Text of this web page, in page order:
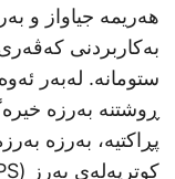
هەریمە جیاواز و
بەکاربردنی
ستومانە. لەبەر
ڕوشتنە بەرزە
پڕاکتیە، بەرزە
کوترپەلەی بەرز (UPS) یان ژنەرەیتەرەکان.